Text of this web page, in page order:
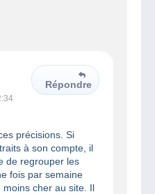
Répondre
précisions. Si
à son compte, il
de regrouper les
fois par semaine
cher au site. Il